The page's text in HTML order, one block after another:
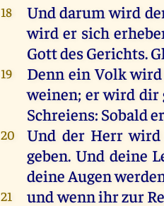
18 Und darum wird
wird er sich
GottdesGerichts.
19 Denn ein Volkwird
weinen; erwird dir
Schreiens: Sobalder
20 Und der Herr wird
geben. Und deine
deine Augen
21 undwennihrzur